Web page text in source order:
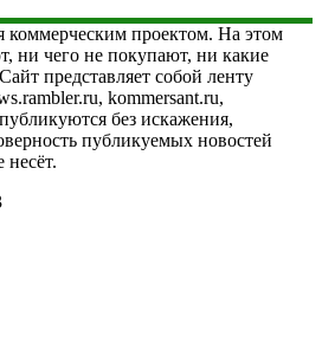
коммерческим проектом. На этом
ни чего не покупают, ни какие
представляет собой ленту
kommersant.ru,
без искажения,
публикуемых новостей